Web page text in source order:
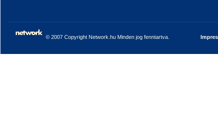
© 2007 Copyright Network.hu Minden jog fenntartva.